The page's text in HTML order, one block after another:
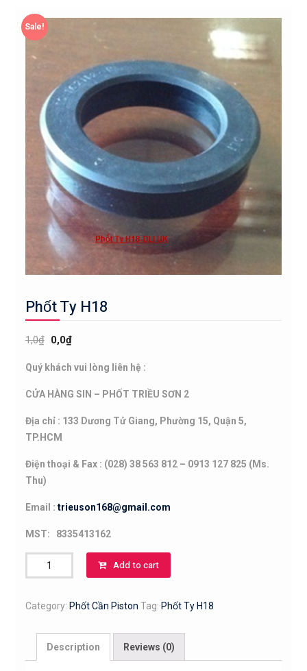
Sale!
Phốt Ty H18
1,0₫ 0,0₫
Quý khách vui lòng liên hệ :
CỬA HÀNG SIN – PHỐT TRIỀU SƠN 2
Địa chỉ : 133 Dương Tử Giang, Phường 15, Quận 5,
TP.HCM
Điện thoại & Fax : (028) 38 563 812 – 0913 127 825 (Ms.
Thu)
Email : trieuson168@gmail.com
MST: 8335413162
Ty
quantity
Add to cart
Category: Phốt Cần Piston Tag: Phốt Ty H18
Description Reviews (0)